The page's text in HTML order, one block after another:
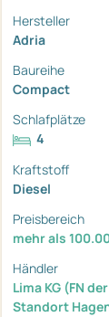
Hersteller
Adria
Baureihe
Compact
Schlafplätze
4
Kraftstoff
Diesel
Preisbereich
mehr als
Händler
Lima KG (FN
Standort